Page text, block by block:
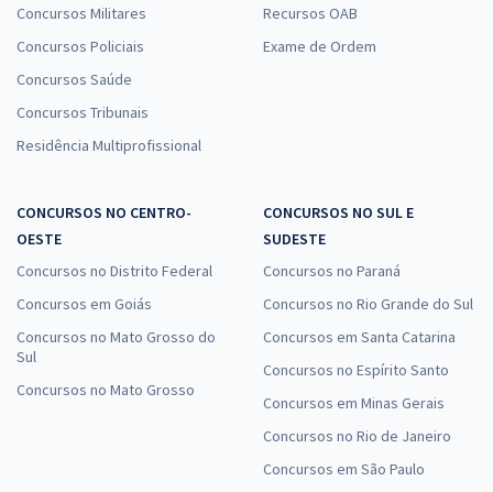
Concursos Militares
Concursos Policiais
Concursos Saúde
Concursos Tribunais
Residência Multiprofissional
Recursos OAB
Exame de Ordem
CONCURSOS NO CENTRO-
OESTE
Concursos no Distrito Federal
Concursos em Goiás
Concursos no Mato Grosso do
Sul
Concursos no Mato Grosso
CONCURSOS NO SUL E
SUDESTE
Concursos no Paraná
Concursos no Rio Grande do Sul
Concursos em Santa Catarina
Concursos no Espírito Santo
Concursos em Minas Gerais
Concursos no Rio de Janeiro
Concursos em São Paulo